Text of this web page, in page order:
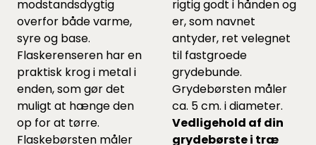
modstandsdygtig
overfor både varme,
syre og base.
Flaskerenseren har en
praktisk krog i metal i
enden, som gør det
muligt at hænge den
op for at tørre.
Flaskebørsten måler
rigtig godt i hånden og
er, som navnet
antyder, ret velegnet
til fastgroede
grydebunde.
Grydebørsten måler
ca. 5 cm. i diameter.
Vedligehold af din
grydebørste i træ